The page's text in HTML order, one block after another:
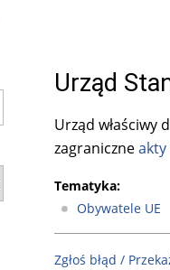
Urząd
Urząd właściwy
zagraniczneakty
Tematyka:
Obywatele UE
Zgłoś błąd /